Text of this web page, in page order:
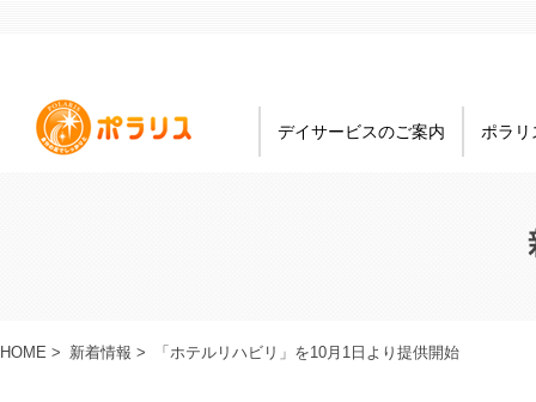
デイサービスのご案内 ポラリ
HOME > 新着情報 > 「ホテルリハビリ」を10月1日より提供開始